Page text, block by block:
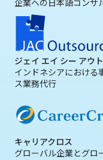
企業への日本語コンサ
ジェイ エイ シー アウ
インドネシアにおける
ス業務代行
キャリアクロス
グローバル企業とグロ